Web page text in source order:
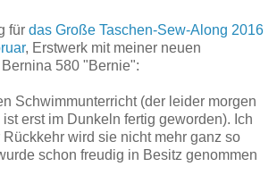
für das Große Taschen-Sew-Along 2016
, Erstwerk mit meiner neuen
580 "Bernie":
Schwimmunterricht (der leider morgen
erst im Dunkeln fertig geworden). Ich
Rückkehr wird sie nicht mehr ganz so
schon freudig in Besitz genommen